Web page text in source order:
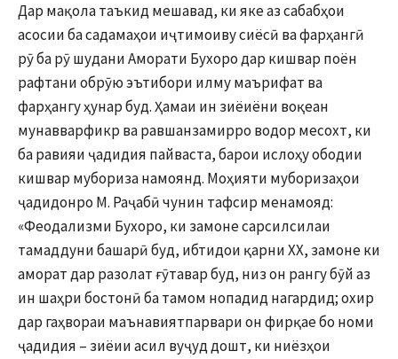
Дар мақола таъкид мешавад, ки яке аз сабабҳои
асосии ба садамаҳои иҷтимоиву сиёсӣ ва фарҳангӣ
рӯ ба рӯ шудани Аморати Бухоро дар кишвар поён
рафтани обрӯю эътибори илму маърифат ва
фарҳангу ҳунар буд. Ҳамаи ин зиёиёни воқеан
мунавварфикр ва равшанзамирро водор месохт, ки
ба равияи ҷадидия пайваста, барои ислоҳу ободии
кишвар мубориза намоянд. Моҳияти муборизаҳои
ҷадидонро М. Раҷабӣ чунин тафсир менамояд:
«Феодализми Бухоро, ки замоне сарсилсилаи
тамаддуни башарӣ буд, ибтидои қарни ХХ, замоне ки
аморат дар разолат ғӯтавар буд, низ он рангу бӯй аз
ин шаҳри бостонӣ ба тамом нопадид нагардид; охир
дар гаҳвораи маънавиятпарвари он фирқае бо номи
ҷадидия – зиёии асил вуҷуд дошт, ки ниёзҳои